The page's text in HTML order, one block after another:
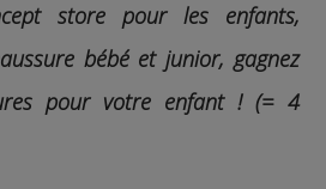
store pour les enfants,
bébé et junior, gagnez
pour votre enfant ! (= 4